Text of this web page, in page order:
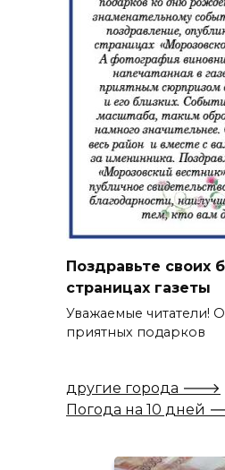
Поздравьте своих
страницах газеты
Уважаемые читатели!
приятных подарков
другие города 🡒
Погода на 10